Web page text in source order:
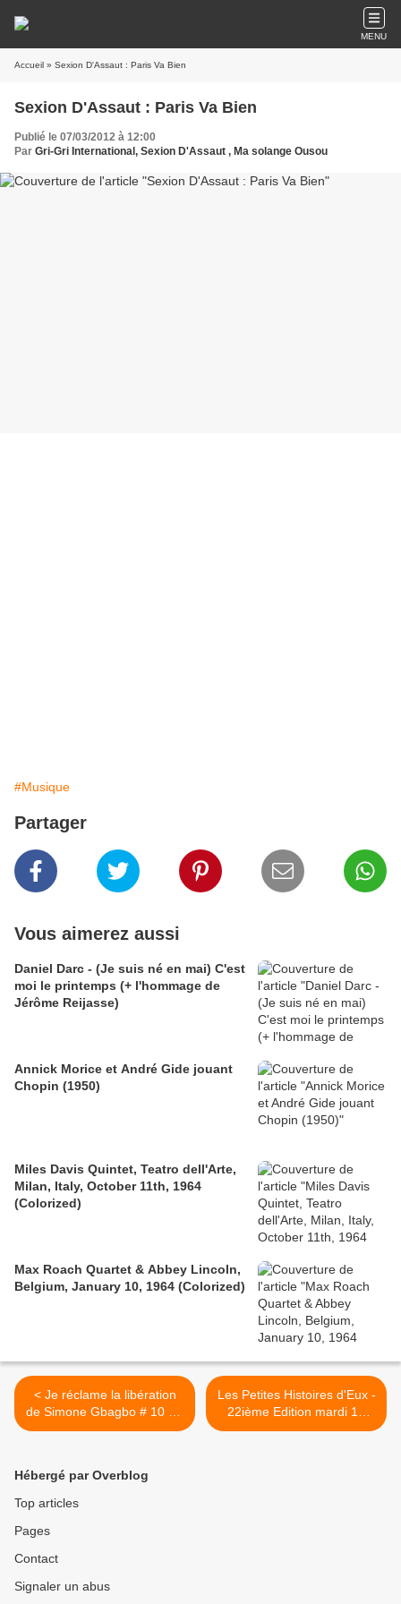
MENU
Accueil » Sexion D'Assaut : Paris Va Bien
Sexion D'Assaut : Paris Va Bien
Publié le 07/03/2012 à 12:00
Par Gri-Gri International, Sexion D'Assaut , Ma solange Ousou
#Musique
Partager
Vous aimerez aussi
Daniel Darc - (Je suis né en mai) C'est
moi le printemps (+ l'hommage de
Jérôme Reijasse)
Annick Morice et André Gide jouant
Chopin (1950)
Miles Davis Quintet, Teatro dell'Arte,
Milan, Italy, October 11th, 1964
(Colorized)
Max Roach Quartet & Abbey Lincoln,
Belgium, January 10, 1964 (Colorized)
< Je réclame la libération
de Simone Gbagbo # 10 bis
(ou best of 1)
Les Petites Histoires d'Eux -
22ième Edition mardi 13
MARS à partir de 20h Au
Hébergé par Overblog
Top articles
Pages
Contact
Signaler un abus